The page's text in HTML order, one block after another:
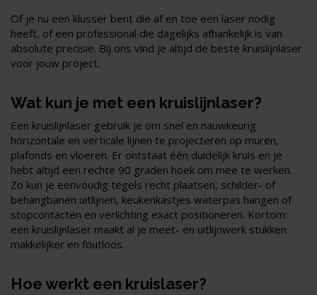
Of je nu een klusser bent die af en toe een laser nodig
heeft, of een professional die dagelijks afhankelijk is van
absolute precisie. Bij ons vind je altijd de beste kruislijnlaser
voor jouw project.
Wat kun je met een kruislijnlaser?
Een kruislijnlaser gebruik je om snel en nauwkeurig
horizontale en verticale lijnen te projecteren op muren,
plafonds en vloeren. Er ontstaat één duidelijk kruis en je
hebt altijd een rechte 90 graden hoek om mee te werken.
Zo kun je eenvoudig tegels recht plaatsen, schilder- of
behangbanen uitlijnen, keukenkastjes waterpas hangen of
stopcontacten en verlichting exact positioneren. Kortom:
een kruislijnlaser maakt al je meet- en uitlijnwerk stukken
makkelijker en foutloos.
Hoe werkt een kruislaser?